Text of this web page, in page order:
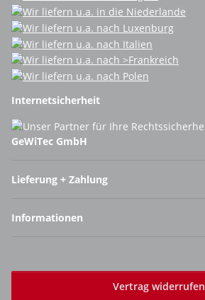
Internetsicherheit
GeWiTec GmbH
Lieferung + Zahlung
Informationen
Vertrag widerrufen